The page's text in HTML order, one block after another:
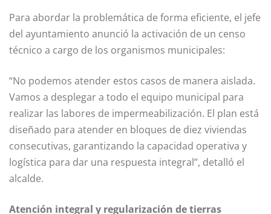
Para abordar la problemática de forma eficiente, el jefe
del ayuntamiento anunció la activación de un censo
técnico a cargo de los organismos municipales:
“No podemos atender estos casos de manera aislada.
Vamos a desplegar a todo el equipo municipal para
realizar las labores de impermeabilización. El plan está
diseñado para atender en bloques de diez viviendas
consecutivas, garantizando la capacidad operativa y
logística para dar una respuesta integral”, detalló el
alcalde.
Atención integral y regularización de tierras